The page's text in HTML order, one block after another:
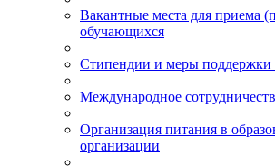
Вакантные места для приема
обучающихся
Стипендии и меры поддержки
Международное
Организация питания в
организации